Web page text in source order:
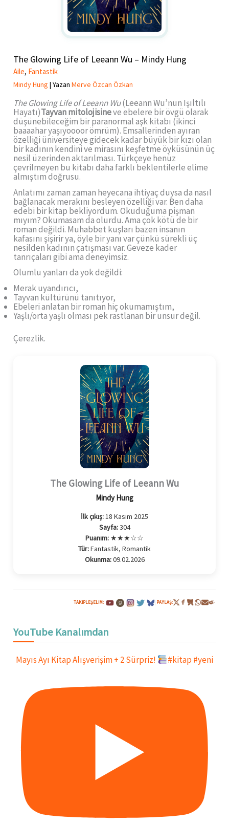
The Glowing Life of Leeann Wu – Mindy Hung
Aile, Fantastik
Mindy Hung | Yazan Merve Özcan Özkan
The Glowing Life of Leeann Wu(Leeann Wu’nun Işıltılı
Hayatı)Tayvan mitolojisineve ebelere bir övgü olarak
düşünebileceğim bir paranormal aşk kitabı (ikinci
baaaahar yaşıyoooor ömrüm). Emsallerinden ayıran
özelliği üniversiteye gidecek kadar büyük bir kızı olan
bir kadının kendini ve mirasını keşfetme öyküsünün üç
nesil üzerinden aktarılması. Türkçeye henüz
çevrilmeyen bu kitabı daha farklı beklentilerle elime
almıştım doğrusu.
Anlatımı zaman zaman heyecana ihtiyaç duysa da nasıl
bağlanacak merakını besleyen özelliği var. Ben daha
edebi bir kitap bekliyordum. Okuduğuma pişman
mıyım? Okumasam da olurdu. Ama çok kötü de bir
roman değildi. Muhabbet kuşları bazen insanın
kafasını şişirir ya, öyle bir yanı var çünkü sürekli üç
nesilden kadının çatışması var. Geveze kader
tanrıçaları gibi ama deneyimsiz.
Olumlu yanları da yok değildi:
Merak uyandırıcı,
Tayvan kültürünü tanıtıyor,
Ebeleri anlatan bir roman hiç okumamıştım,
Yaşlı/orta yaşlı olması pek rastlanan bir unsur değil.
Çerezlik.
The Glowing Life of Leeann Wu
Mindy Hung
İlk çıkış:18 Kasım 2025
Sayfa:304
Puanım: ★★★☆☆
Tür:Fantastik, Romantik
Okunma:09.02.2026
TAKIPLEŞELIM: | PAYLAŞ:
YouTube Kanalımdan
Mayıs Ayı Kitap Alışverişim + 2 Sürpriz! #kitap #yeni